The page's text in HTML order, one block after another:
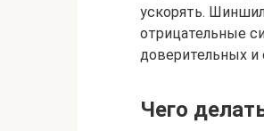
ускорять.
отрицательные
доверительных и
Чего